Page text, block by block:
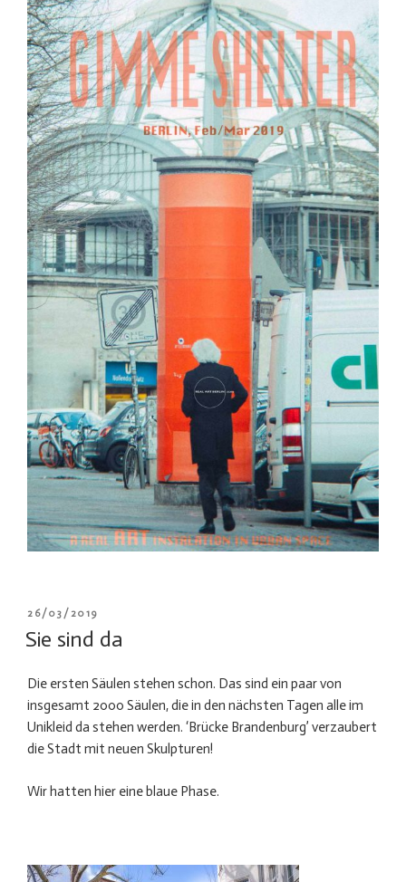
VERÖFFENTLICHT
26/03/2019
Sie sind da
Die ersten Säulen stehen schon. Das sind ein paar von
insgesamt 2000 Säulen, die in den nächsten Tagen alle im
Unikleid da stehen werden. ‘Brücke Brandenburg’ verzaubert
die Stadt mit neuen Skulpturen!
Wir hatten hier eine blaue Phase.